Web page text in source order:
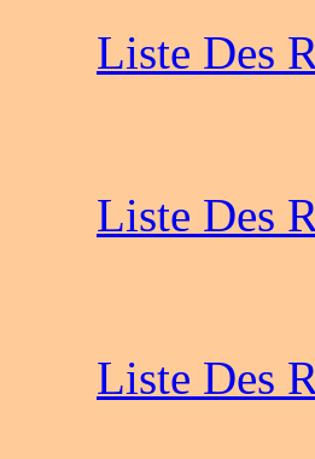
Liste Des
Liste Des
Liste Des